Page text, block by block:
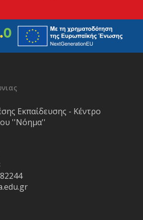
Εκπαίδευσης - Κέντρο
''Νόημα''